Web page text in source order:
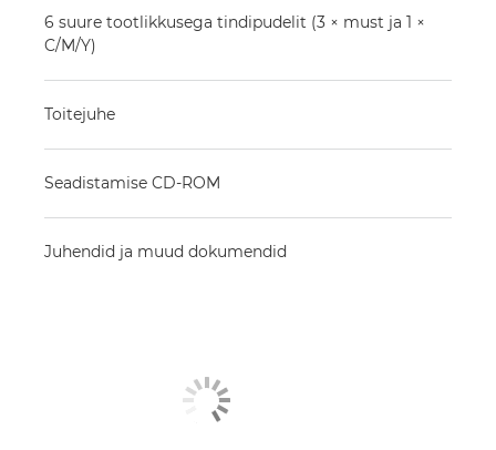
6 suure tootlikkusega tindipudelit (3 × must ja 1 ×
C/M/Y)
Toitejuhe
Seadistamise CD-ROM
Juhendid ja muud dokumendid